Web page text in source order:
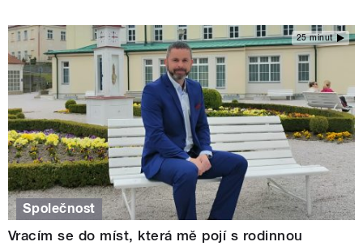
25 minut
Společnost
Vracím se do míst, která mě pojí s rodinnou